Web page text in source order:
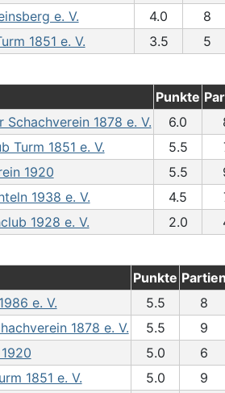
e. V. 4.0 8
1851 e. V. 3.5 5
Punkte
1878 e. V. 6.0
Turm 1851 e. V. 5.5
1920 5.5
1938 e. V. 4.5
1928 e. V. 2.0
Punkte Partien
e. V. 5.5 8
1878 e. V. 5.5 9
5.0 6
1851 e. V. 5.0 9